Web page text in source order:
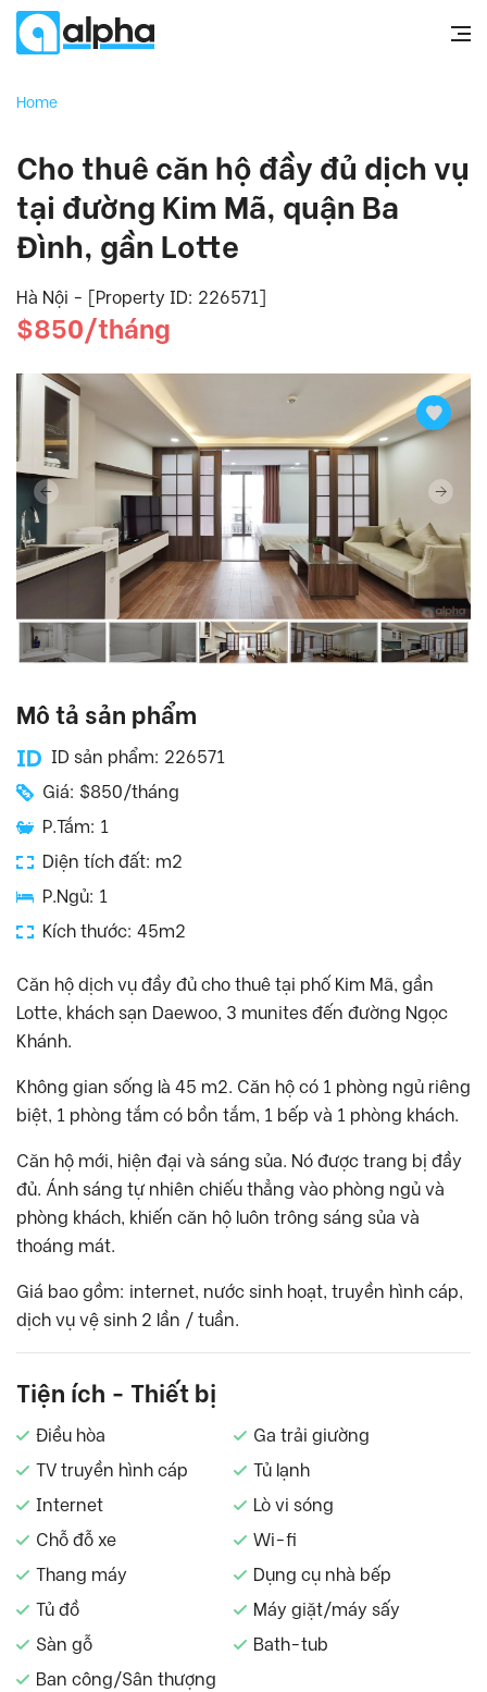
Home
Cho thuê căn hộ đầy đủ dịch vụ
tại đường Kim Mã, quận Ba
Đình, gần Lotte
Hà Nội - [Property ID: 226571]
$850/tháng
Mô tả sản phẩm
ID sản phẩm: 226571
Giá: $850/tháng
P.Tắm: 1
Diện tích đất: m2
P.Ngủ: 1
Kích thước: 45m2
Căn hộ dịch vụ đầy đủ cho thuê tại phố Kim Mã, gần
Lotte, khách sạn Daewoo, 3 munites đến đường Ngọc
Khánh.
Không gian sống là 45 m2. Căn hộ có 1 phòng ngủ riêng
biệt, 1 phòng tắm có bồn tắm, 1 bếp và 1 phòng khách.
Căn hộ mới, hiện đại và sáng sủa. Nó được trang bị đầy
đủ. Ánh sáng tự nhiên chiếu thẳng vào phòng ngủ và
phòng khách, khiến căn hộ luôn trông sáng sủa và
thoáng mát.
Giá bao gồm: internet, nước sinh hoạt, truyền hình cáp,
dịch vụ vệ sinh 2 lần / tuần.
Tiện ích - Thiết bị
Điều hòa
Ga trải giường
TV truyền hình cáp
Tủ lạnh
Internet
Lò vi sóng
Chỗ đỗ xe
Wi-fi
Thang máy
Dụng cụ nhà bếp
Tủ đồ
Máy giặt/máy sấy
Sàn gỗ
Bath-tub
Ban công/Sân thượng